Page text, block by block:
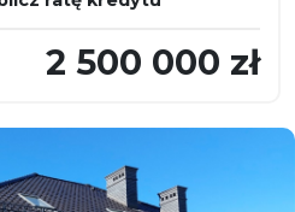
2 500 000 zł